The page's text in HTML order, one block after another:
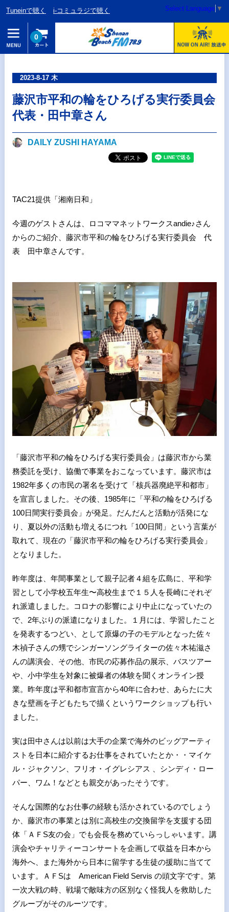
Tuneinで聴く i-コミュラジで聴く Select Language ▼
0
2023-8-17 木
藤沢市平和の輪をひろげる実行委員会
代表・田中章さん
DAILY ZUSHI HAYAMA
TAC21提供「湘南日和」
今週のゲストさんは、ロコママネットワークスandie♪さん
からのご紹介、藤沢市平和の輪をひろげる実行委員会 代
表 田中章さんです。
「藤沢市平和の輪をひろげる実行委員会」は藤沢市から業
務委託を受け、協働で事業をおこなっています。藤沢市は
1982年多くの市民の署名を受けて「核兵器廃絶平和都市」
を宣言しました。その後、1985年に「平和の輪をひろげる
100日間実行委員会」が発足。だんだんと活動が活発にな
り、夏以外の活動も増えるにつれ「100日間」という言葉が
取れて、現在の「藤沢市平和の輪をひろげる実行委員会」
となりました。
昨年度は、年間事業として親子記者４組を広島に、平和学
習として小学校五年生〜高校生まで１５人を長崎にそれぞ
れ派遣しました。コロナの影響により中止になっていたの
で、2年ぶりの派遣になりました。１月には、学習したこと
を発表するつどい、として原爆の子のモデルとなった佐々
木禎子さんの甥でシンガーソングライターの佐々木祐滋さ
んの講演会、その他、市民の応募作品の展示、バスツアー
や、小中学生を対象に被爆者の体験を聞くオンライン授
業。昨年度は平和都市宣言から40年に合わせ、あらたに大
きな壁画を子どもたちで描くというワークショップも行い
ました。
実は田中さんは以前は大手の企業で海外のビッグアーティ
ストを日本に紹介するお仕事をされていたとか・・マイケ
ル・ジャクソン、フリオ・イグレシアス 、シンディ・ロー
パー、ワム！などとも親交があったそうです。
そんな国際的なお仕事の経験も活かされているのでしょう
か、藤沢市の事業とは別に高校生の交換留学を支援する団
体「ＡＦS友の会」でも会長を務めていらっしゃいます。講
演会やチャリティーコンサートを企画して収益を日本から
海外へ、また海外から日本に留学する生徒の援助に当てて
います。ＡＦSは American Field Servis の頭文字です。第
一次大戦の時、戦場で敵味方の区別なく怪我人を救助した
グループがそのルーツです。